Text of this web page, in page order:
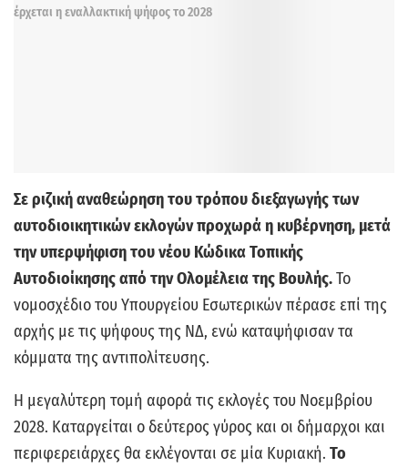
Σε ριζική αναθεώρηση του τρόπου διεξαγωγής των
αυτοδιοικητικών εκλογών προχωρά η κυβέρνηση, μετά
την υπερψήφιση του νέου Κώδικα Τοπικής
Αυτοδιοίκησης από την Ολομέλεια της Βουλής.Το
νομοσχέδιο του Υπουργείου Εσωτερικών πέρασε επί της
αρχής με τις ψήφους της ΝΔ, ενώ καταψήφισαν τα
κόμματα της αντιπολίτευσης.
Η μεγαλύτερη τομή αφορά τις εκλογές του Νοεμβρίου
2028. Καταργείται ο δεύτερος γύρος και οι δήμαρχοι και
περιφερειάρχες θα εκλέγονται σε μία Κυριακή. Το